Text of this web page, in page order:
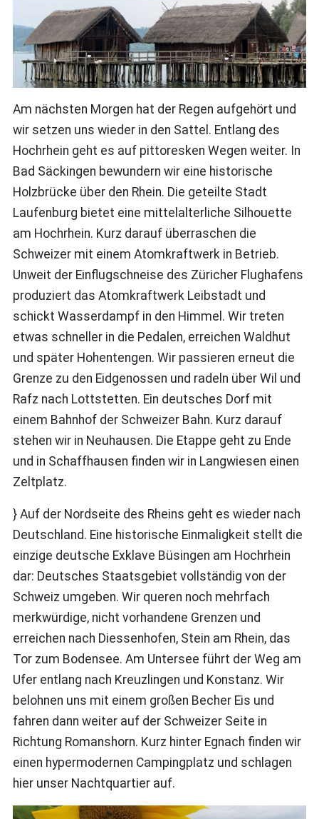
Am nächsten Morgen hat der Regen aufgehört und
wir setzen uns wieder in den Sattel. Entlang des
Hochrhein geht es auf pittoresken Wegen weiter. In
Bad Säckingen bewundern wir eine historische
Holzbrücke über den Rhein. Die geteilte Stadt
Laufenburg bietet eine mittelalterliche Silhouette
am Hochrhein. Kurz darauf überraschen die
Schweizer mit einem Atomkraftwerk in Betrieb.
Unweit der Einflugschneise des Züricher Flughafens
produziert das Atomkraftwerk Leibstadt und
schickt Wasserdampf in den Himmel. Wir treten
etwas schneller in die Pedalen, erreichen Waldhut
und später Hohentengen. Wir passieren erneut die
Grenze zu den Eidgenossen und radeln über Wil und
Rafz nach Lottstetten. Ein deutsches Dorf mit
einem Bahnhof der Schweizer Bahn. Kurz darauf
stehen wir in Neuhausen. Die Etappe geht zu Ende
und in Schaffhausen finden wir in Langwiesen einen
Zeltplatz.
} Auf der Nordseite des Rheins geht es wieder nach
Deutschland. Eine historische Einmaligkeit stellt die
einzige deutsche Exklave Büsingen am Hochrhein
dar: Deutsches Staatsgebiet vollständig von der
Schweiz umgeben. Wir queren noch mehrfach
merkwürdige, nicht vorhandene Grenzen und
erreichen nach Diessenhofen, Stein am Rhein, das
Tor zum Bodensee. Am Untersee führt der Weg am
Ufer entlang nach Kreuzlingen und Konstanz. Wir
belohnen uns mit einem großen Becher Eis und
fahren dann weiter auf der Schweizer Seite in
Richtung Romanshorn. Kurz hinter Egnach finden wir
einen hypermodernen Campingplatz und schlagen
hier unser Nachtquartier auf.